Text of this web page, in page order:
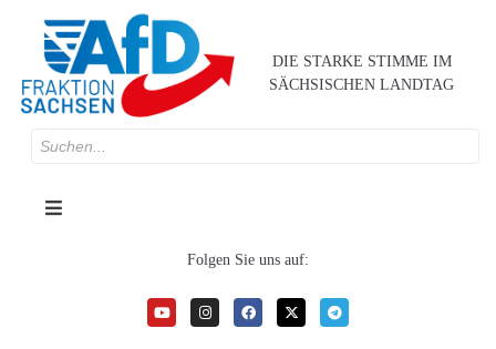
DIE STARKE STIMME IM
SÄCHSISCHEN LANDTAG
Folgen Sie uns auf: